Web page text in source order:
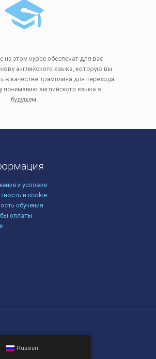
на этом курсе обеспечат для вас
английского языка, которую вы
в качестве трамплина для перехода
пониманию английского языка в
будущем.
и условия
и cookie
обучения
оплаты
Russian